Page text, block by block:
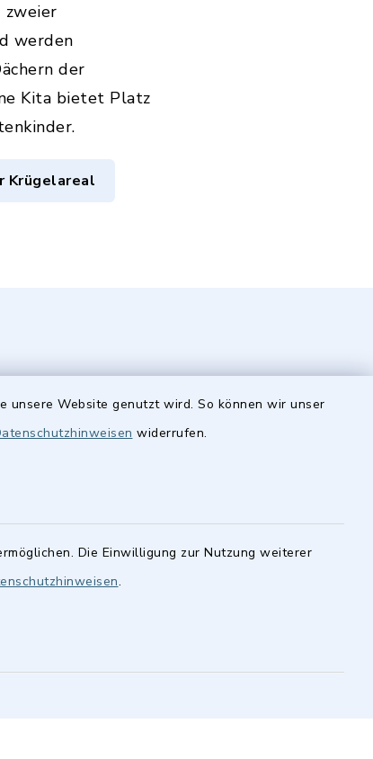
unsere Website genutzt wird. So können wir unser
widerrufen.
Die Einwilligung zur Nutzung weiterer
.
werden
der
Kita bietet Platz
Krügelareal
im
Quicklinks
BayernPortal
Landkreis Fürth